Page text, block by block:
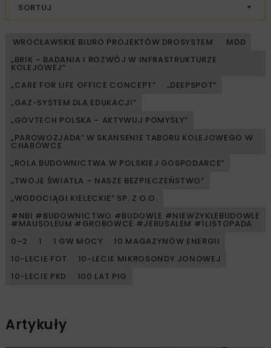
SORTUJ
WROCŁAWSKIE BIURO PROJEKTÓW DROSYSTEM
.MDD
„BRIK – BADANIA I ROZWÓJ W INFRASTRUKTURZE
KOLEJOWEJ”
„CARE FOR LIFE OFFICE CONCEPT”
„DEEPSPOT”
„GAZ-SYSTEM DLA EDUKACJI”
„GOVTECH POLSKA – AKTYWUJ POMYSŁY”
„PAROWOZJADA” W SKANSENIE TABORU KOLEJOWEGO W
CHABÓWCE
„ROLA BUDOWNICTWA W POLSKIEJ GOSPODARCE”
„TWOJE ŚWIATŁA – NASZE BEZPIECZEŃSTWO”
„WODOCIĄGI KIELECKIE” SP. Z O.O.
#NBI #BUDOWNICTWO #BUDOWLE #NIEWZYKŁEBUDOWLE
#MAUSOLEUM #GROBOWCE #JERUSALEM #1LISTOPADA
0–2
1 1 GW MOCY
10 MAGAZYNÓW ENERGII
10-LECIE FOT
10-LECIE MIKROSONDY JONOWEJ
10-LECIE PKD
100 LAT PIG
Artykuły